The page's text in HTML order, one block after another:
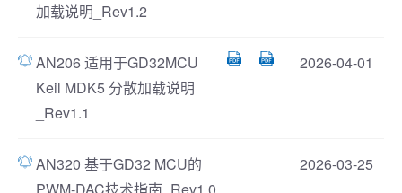
加载说明_Rev1.2
AN206 适用于GD32MCU
Keil MDK5 分散加载说明
_Rev1.1
2026-04-01
AN320 基于GD32 MCU的
2026-03-25